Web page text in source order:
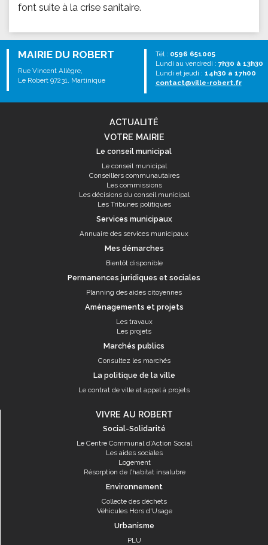
font suite à la crise sanitaire.
MAIRIE DU ROBERT
Rue Vincent Allègre,
Le Robert 97231, Martinique
Tél : 0596 651005
Lundi au vendredi : 7h30 à 13h30
Lundi et jeudi : 14h30 à 17h00
contact@ville-robert.fr
ACTUALITÉ
VOTRE MAIRIE
Le conseil municipal
Le conseil municipal
Conseillers communautaires
Les commissions
Les décisions du conseil municipal
Les Tribunes politiques
Services municipaux
Annuaire des services municipaux
Mes démarches
Bientôt disponible
Permanences juridiques et sociales
Planning des aides citoyennes
Aménagements et projets
Les travaux
Les projets
Marchés publics
Consultez les marchés
La politique de la ville
Le contrat de ville et appel à projets
VIVRE AU ROBERT
Social-Solidarité
Le Centre Communal d'Action Social
Les aides sociales
Logement
Résorption de l’habitat insalubre
Environnement
Collecte des déchets
Véhicules Hors d'Usage
Urbanisme
PLU